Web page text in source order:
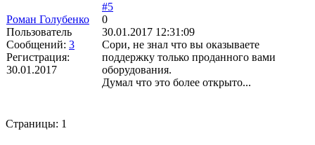
Роман Голубенко
Пользователь
Сообщений: 3
Регистрация:
30.01.2017
#5
0
30.01.2017 12:31:09
Сори, не знал что вы оказываете
поддержку только проданного вами
оборудования.
Думал что это более открыто...
Страницы: 1